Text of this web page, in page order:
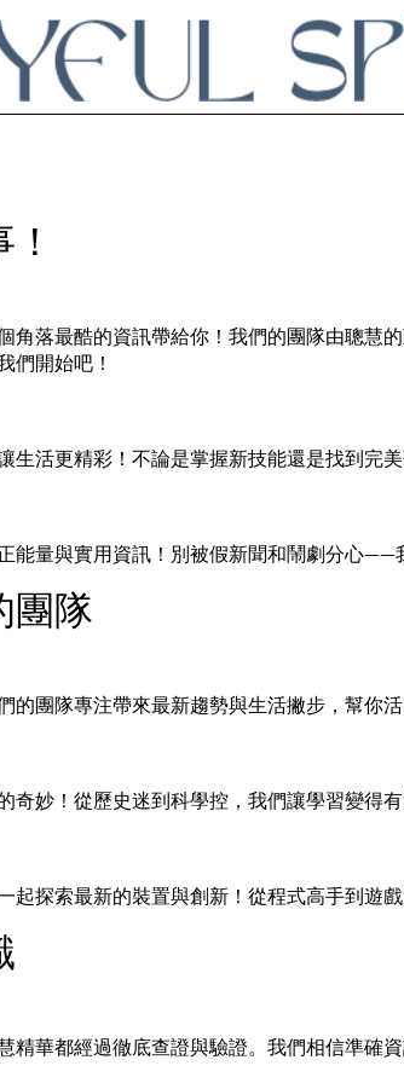
角落最酷的資訊帶給你！我們的團隊由聰慧
們開始吧！
生活更精彩！不論是掌握新技能還是找到完
能量與實用資訊！別被假新聞和鬧劇分心
團隊
的團隊專注帶來最新趨勢與生活撇步，幫你
奇妙！從歷史迷到科學控，我們讓學習變得
起探索最新的裝置與創新！從程式高手到遊
精華都經過徹底查證與驗證。我們相信準確